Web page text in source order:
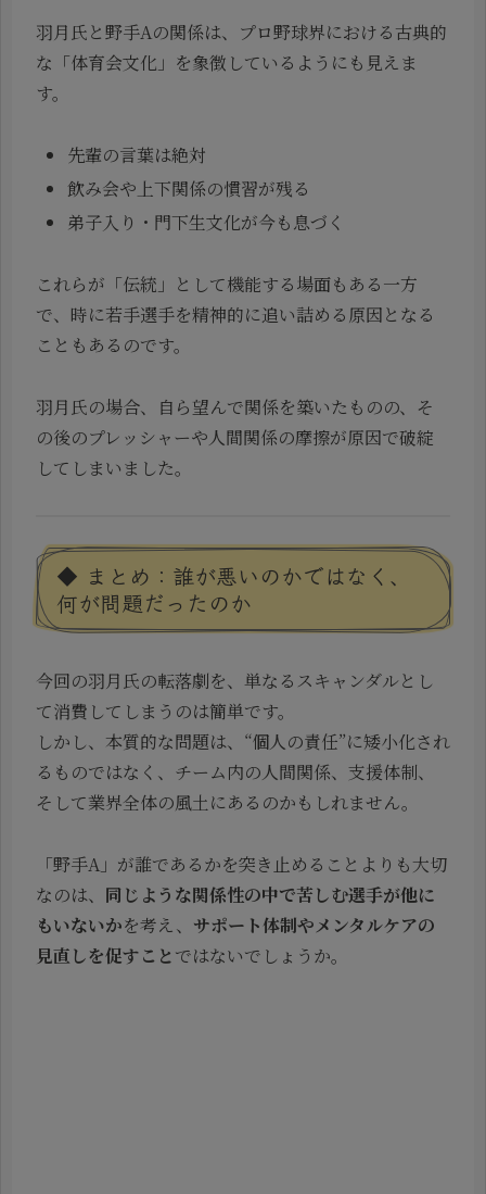
羽月氏と野手Aの関係は、プロ野球界における古典的
な「体育会文化」を象徴しているようにも見えま
す。
先輩の言葉は絶対
飲み会や上下関係の慣習が残る
弟子入り・門下生文化が今も息づく
これらが「伝統」として機能する場面もある一方
で、時に若手選手を精神的に追い詰める原因となる
こともあるのです。
羽月氏の場合、自ら望んで関係を築いたものの、そ
の後のプレッシャーや人間関係の摩擦が原因で破綻
してしまいました。
◆ まとめ：誰が悪いのかではなく、
何が問題だったのか
今回の羽月氏の転落劇を、単なるスキャンダルとし
て消費してしまうのは簡単です。
しかし、本質的な問題は、“個人の責任”に矮小化され
るものではなく、チーム内の人間関係、支援体制、
そして業界全体の風土にあるのかもしれません。
「野手A」が誰であるかを突き止めることよりも大切
なのは、 同じような関係性の中で苦しむ選手が他に
もいないかを考え、 サポート体制やメンタルケアの
見直しを促すことではないでしょうか。